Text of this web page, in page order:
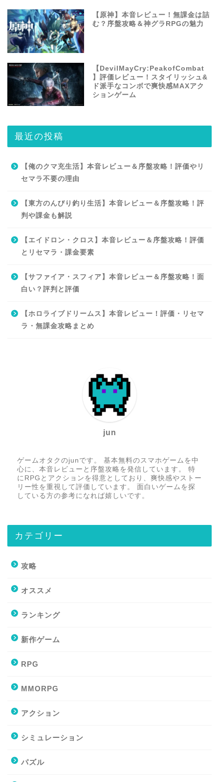
【原神】本音レビュー！無課金は詰
む？序盤攻略＆神グラRPGの魅力
【DevilMayCry:PeakofCombat
】評価レビュー！スタイリッシュ&
ド派手なコンボで爽快感MAXアク
ションゲーム
最近の投稿
【俺のクマ充生活】本音レビュー＆序盤攻略！評価やリ
セマラ不要の理由
【東方のんびり釣り生活】本音レビュー＆序盤攻略！評
判や課金も解説
【エイドロン・クロス】本音レビュー＆序盤攻略！評価
とリセマラ・課金要素
【サファイア・スフィア】本音レビュー＆序盤攻略！面
白い？評判と評価
【ホロライブドリームス】本音レビュー！評価・リセマ
ラ・無課金攻略まとめ
jun
ゲームオタクのjunです。 基本無料のスマホゲームを中
心に、本音レビューと序盤攻略を発信しています。 特
にRPGとアクションを得意としており、爽快感やストー
リー性を重視して評価しています。 面白いゲームを探
している方の参考になれば嬉しいです。
カテゴリー
攻略
オススメ
ランキング
新作ゲーム
RPG
MMORPG
アクション
シミュレーション
パズル